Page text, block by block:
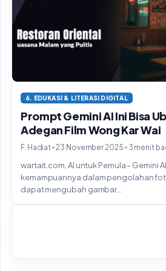
6. EDUKASI & LITERASI DIGITAL
Prompt Gemini AI Ini Bisa
Adegan Film Wong Kar Wai
F. Hadiat•23 November 2025 • 3 menit
wartait.com, AI untuk Pemula – Gemini
kemampuannya dalam pengolahan
dapat mengubah gambar...